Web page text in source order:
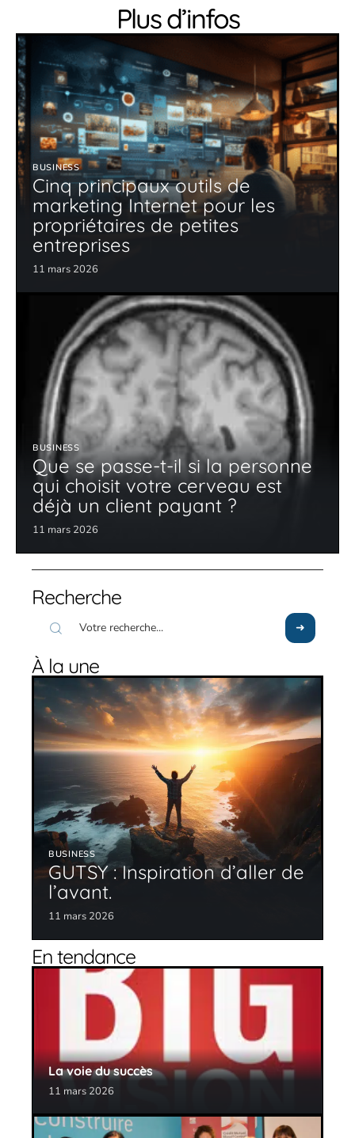
Plus d’infos
BUSINESS
Cinq principaux outils de
marketing Internet pour les
propriétaires de petites
entreprises
11 mars 2026
BUSINESS
Que se passe-t-il si la personne
qui choisit votre cerveau est
déjà un client payant ?
11 mars 2026
Recherche
À la une
BUSINESS
GUTSY : Inspiration d’aller de
l’avant.
11 mars 2026
En tendance
La voie du succès
11 mars 2026